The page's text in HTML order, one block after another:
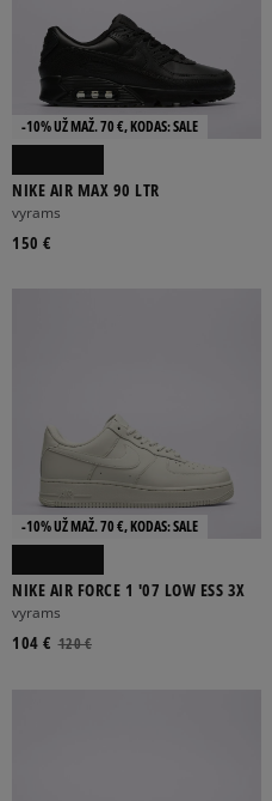
-10% UŽ MAŽ. 70 €, KODAS: SALE
NIKE AIR MAX 90 LTR
vyrams
150 €
-10% UŽ MAŽ. 70 €, KODAS: SALE
NIKE AIR FORCE 1 '07 LOW ESS 3X
vyrams
120 €
104 €